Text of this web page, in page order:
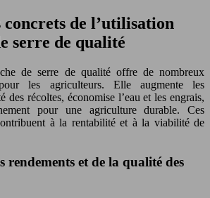
concrets de l’utilisation
serre de qualité
de serre de qualité offre de nombreux
les agriculteurs. Elle augmente les
des récoltes, économise l’eau et les engrais,
pour une agriculture durable. Ces
à la rentabilité et à la viabilité de
rendements et de la qualité des